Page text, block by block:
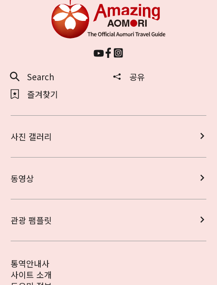
Search
공유
즐겨찾기
사진 갤러리
동영상
관광 팸플릿
통역안내사
사이트 소개